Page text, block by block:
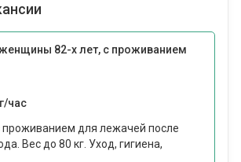
82-х лет, с проживанием
час
проживанием для лежачей после
Вес до 80 кг. Уход, гигиена,